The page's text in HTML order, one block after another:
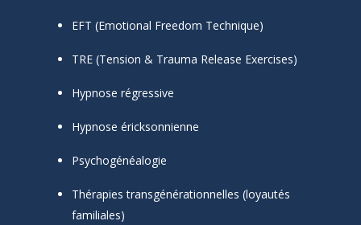
EFT (Emotional Freedom Technique)
TRE (Tension & Trauma Release Exercises)
Hypnose régressive
Hypnose éricksonnienne
Psychogénéalogie
Thérapies transgénérationnelles (loyautés
familiales)